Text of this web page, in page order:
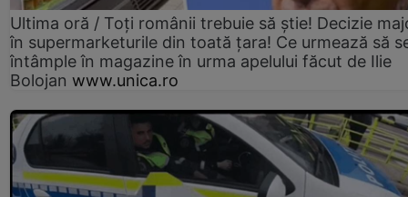
Ultima oră / Toți românii trebuie să știe! Decizie
în supermarketurile din toată țara! Ce urmează să
întâmple în magazine în urma apelului făcut de Ilie
Bolojan www.unica.ro